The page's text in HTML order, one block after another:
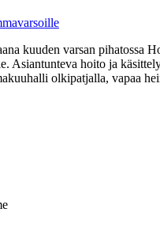
kuuden varsan pihatossa
Asiantunteva hoito ja
olkipatjalla, vapaa